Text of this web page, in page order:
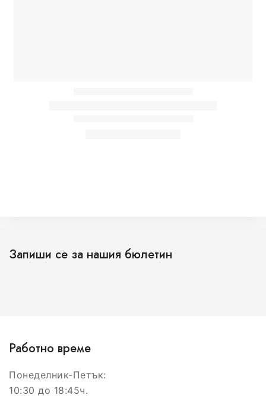
Запиши се за нашия бюлетин
Работно време
Понеделник-Петък:
10:30 до 18:45ч.